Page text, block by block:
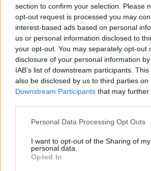
section to confirm your selection. Please
opt-out request is processed you may
interest-based ads based on personal
us or personal information disclosed to
your opt-out. You may separately opt-out
disclosure of your personal information
IAB’s list of downstream participants.
also be disclosed by us to third parties on
Downstream Participants that may
Personal Data Processing Opt Outs
I want to opt-out of the Sharing of my
personal data.
Opted In
Ειδήσεις 5-8-2026